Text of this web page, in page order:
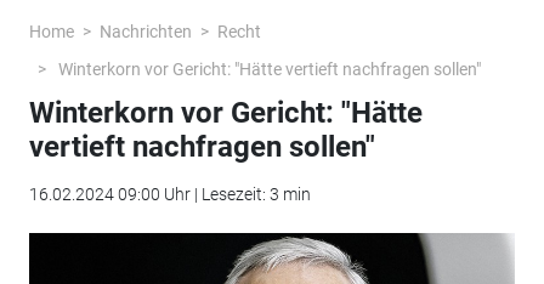
Home Nachrichten
Recht
Winterkorn vor Gericht: "Hätte vertieft nachfragen sollen"
Winterkorn vor Gericht: "Hätte
vertieft nachfragen sollen"
16.02.2024 09:00 Uhr | Lesezeit: 3 min